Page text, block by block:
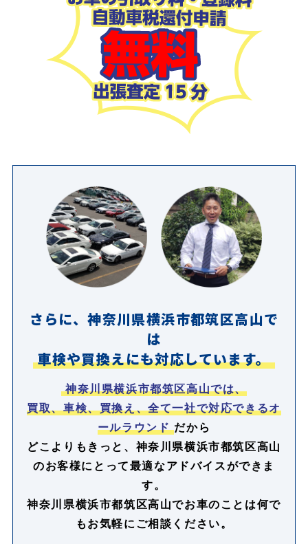
さらに、神奈川県横浜市都筑区高山で
は
車検や買換えにも対応しています。
神奈川県横浜市都筑区高山では、
買取、車検、買換え、全て一社で対応できるオ
ールラウンド だから
どこよりもきっと、神奈川県横浜市都筑区高山
のお客様にとって最適なアドバイスができま
す。
神奈川県横浜市都筑区高山でお車のことは何で
もお気軽にご相談ください。